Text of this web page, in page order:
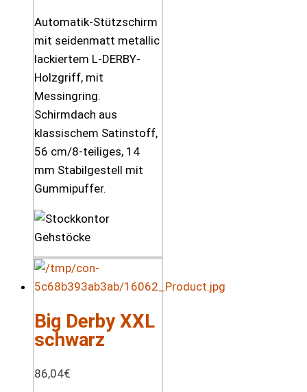
Automatik-Stützschirm
mit seidenmatt metallic
lackiertem L-DERBY-
Holzgriff, mit
Messingring.
Schirmdach aus
klassischem Satinstoff,
56 cm/8-teiliges, 14
mm Stabilgestell mit
Gummipuffer.
Big Derby XXL
schwarz
86,04€